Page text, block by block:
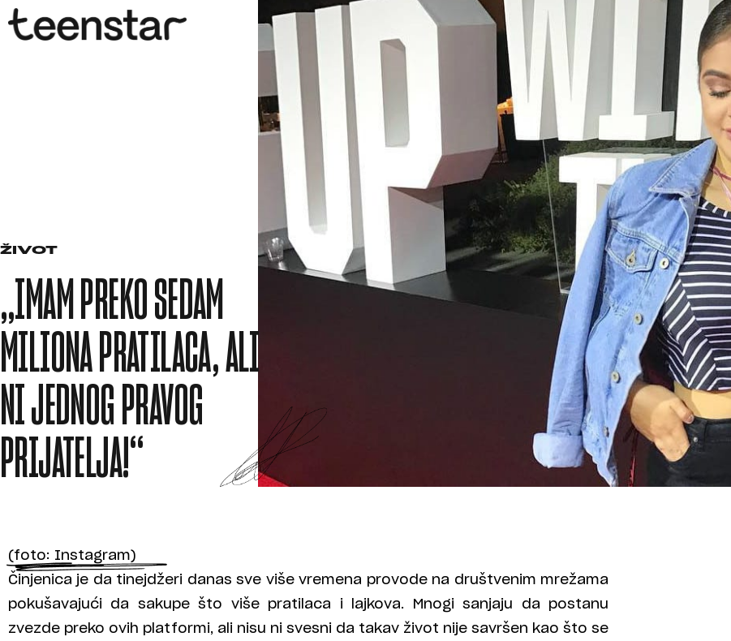
ŽIVOT
„IMAM PREKO SEDAM
MILIONA PRATILACA, ALI
NI JEDNOG PRAVOG
PRIJATELJA!“
(foto: Instagram)
Činjenica je da tinejdžeri danas sve više vremena provode na društvenim mrežama
pokušavajući da sakupe što više pratilaca i lajkova. Mnogi sanjaju da postanu
zvezde preko ovih platformi, ali nisu ni svesni da takav život nije savršen kao što se